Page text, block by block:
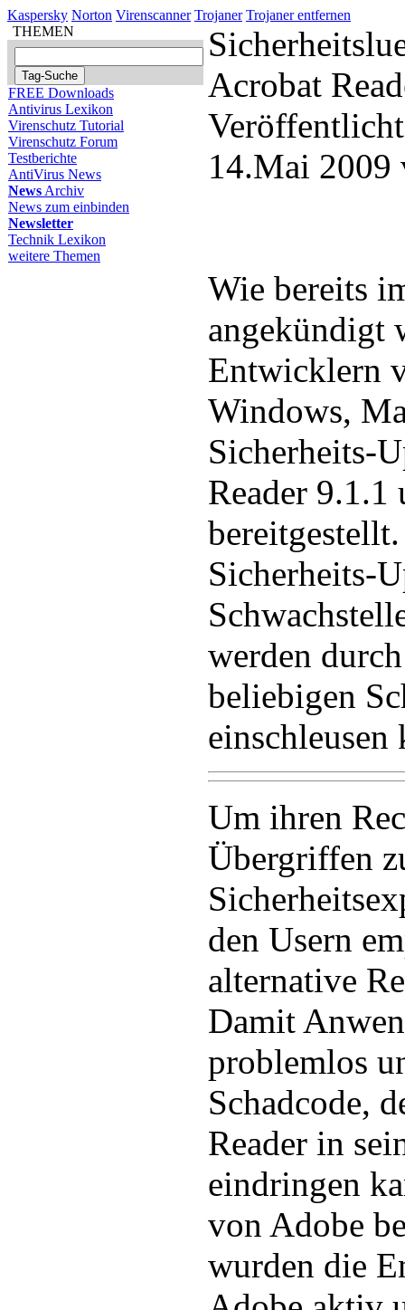
Kaspersky Norton Virenscanner Trojaner Trojaner entfernen
THEMEN
FREE Downloads
Antivirus Lexikon
Virenschutz Tutorial
Virenschutz Forum
Testberichte
AntiVirus News
News Archiv
News zum einbinden
Newsletter
Technik Lexikon
weitere Themen
Acrobat
14.Mai 2009
Wie bereits
angekündigt
Entwicklern
Windows,
Sicherheits-
Reader 9.1.1
Sicherheits-
werden
beliebigen
einschleusen
Um ihren
Übergriffen
den Usern
alternative
Damit
problemlos
Schadcode,
Reader in
eindringen
von Adobe
wurden die